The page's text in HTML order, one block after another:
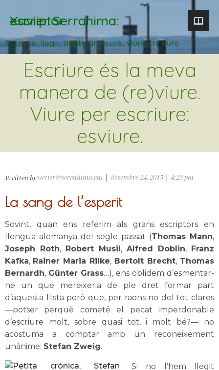
Xavier Serrahima: escriptor
Escriure, llegir, analitzar. veure, viure i reviure
Escriure és la meva
manera de (re)viure.
Viure per escriure:
esviure.
Written byxavier@serrahima.cat desembre 24, 2015 4:23 pm
La sang de l’esperit
Sovint, quan ens referim als grans escriptors en
llengua alemanya del segle passat (Thomas Mann,
Joseph Roth, Robert Musil, Alfred Doblin, Franz
Kafka, Rainer Maria Rilke, Bertolt Brecht, Thomas
Bernardh, Günter Grass…), ens oblidem d’esmentar-
ne un que mereixeria de ple dret formar part
d’aquesta llista però que, per raons no del tot clares
—potser perquè cometé el pecat imperdonable
d’escriure molt, sobre quasi tot, i molt bé?— no
acostuma a comptar amb un reconeixement
unànime: Stefan Zweig.
Si no l’hem llegit